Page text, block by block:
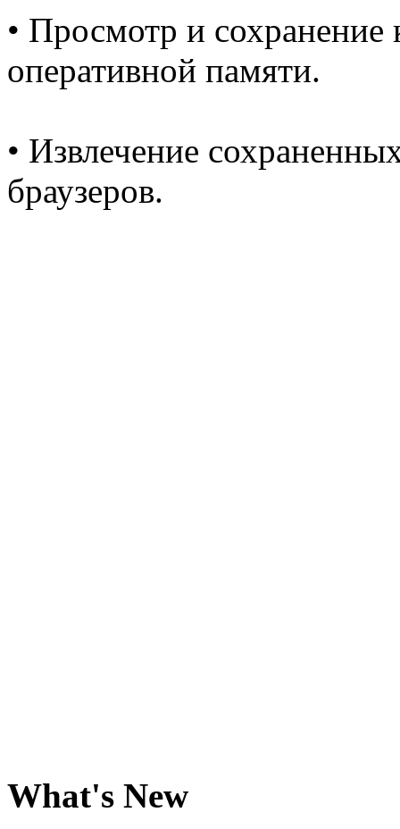
• Просмотр и
оперативной памяти.
• Извлечение
браузеров.
What's New